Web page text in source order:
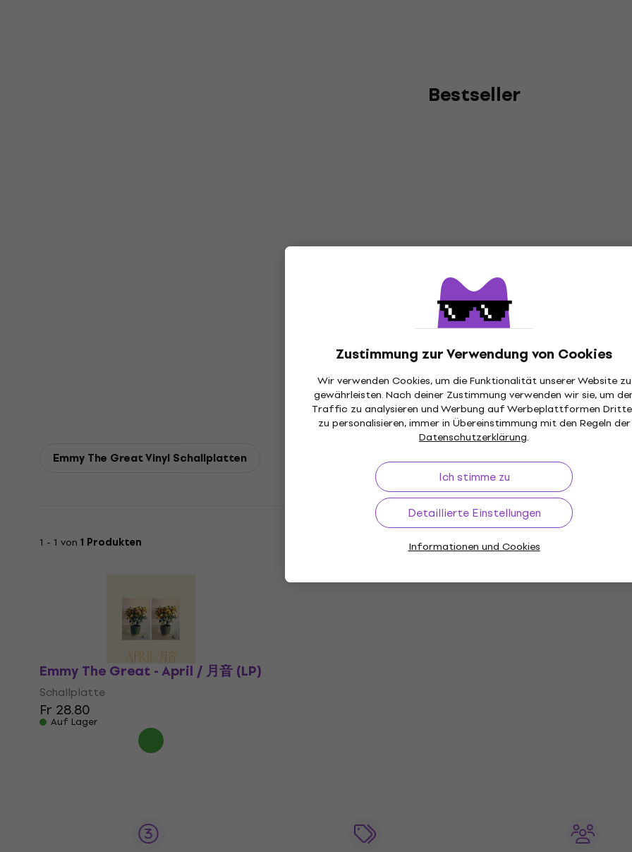
Zustimmung zur Verwendung von Cookies
Wir verwenden Cookies, um die Funktionalität unserer Website zu
gewährleisten. Nach deiner Zustimmung verwenden wir sie, um
Traffic zu analysieren und Werbung auf Werbeplattformen
zu personalisieren, immer in Übereinstimmung mit den Regeln der
Datenschutzerklärung.
Ich stimme zu
Detaillierte Einstellungen
Informationen und Cookies
Bestseller
Emmy The Great Vinyl Schallplatten
1 - 1 von 1 Produkten
Emmy The Great - April / 月音 (LP)
Schallplatte
Fr 28.80
Auf Lager